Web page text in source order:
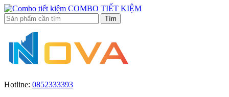
COMBO TIẾT KIỆM
Hotline: 0852333393